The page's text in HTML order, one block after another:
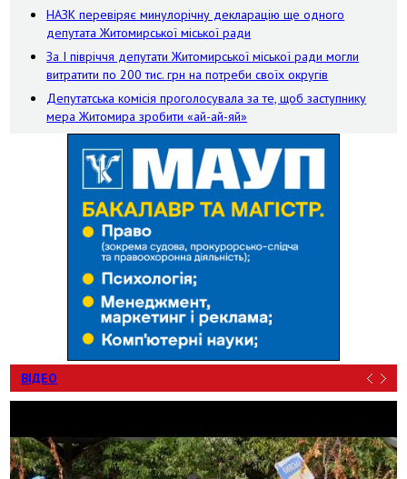
НАЗК перевіряє минулорічну декларацію ще одного
депутата Житомирської міської ради
За І півріччя депутати Житомирської міської ради могли
витратити по 200 тис. грн на потреби своїх округів
Депутатська комісія проголосувала за те, щоб заступнику
мера Житомира зробити «ай-ай-яй»
ВІДЕО